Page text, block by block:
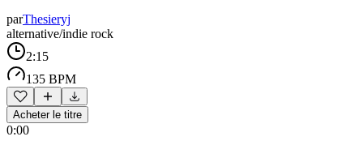
parThesieryj
alternative/indie rock
2:15
135 BPM
Acheter le titre
0:00